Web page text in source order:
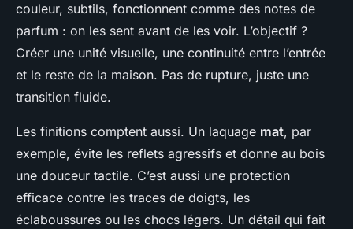
couleur, subtils, fonctionnent comme des notes de
parfum : on les sent avant de les voir. L’objectif ?
Créer une unité visuelle, une continuité entre l’entrée
et le reste de la maison. Pas de rupture, juste une
transition fluide.
Les finitions comptent aussi. Un laquage mat, par
exemple, évite les reflets agressifs et donne au bois
une douceur tactile. C’est aussi une protection
efficace contre les traces de doigts, les
éclaboussures ou les chocs légers. Un détail qui fait